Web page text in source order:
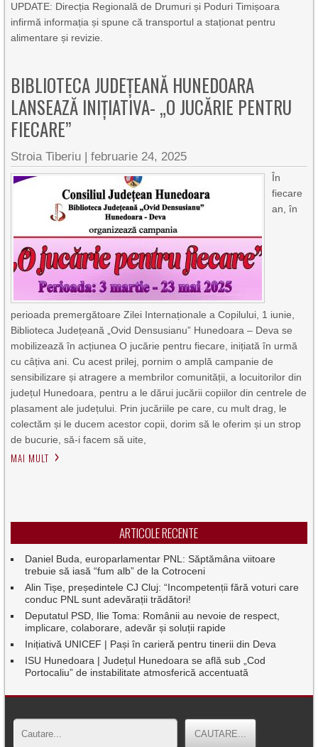
UPDATE: Direcția Regională de Drumuri și Poduri Timișoara
infirmă informația și spune că transportul a staționat pentru
alimentare și revizie.
BIBLIOTECA JUDEȚEANĂ HUNEDOARA
LANSEAZĂ INIȚIATIVA- „O JUCĂRIE PENTRU
FIECARE”
Stroia Tiberiu |februarie 24, 2025
În
fiecare
an, în
perioada premergătoare Zilei Internaționale a Copilului, 1 iunie,
Biblioteca Județeană „Ovid Densusianu” Hunedoara – Deva se
mobilizează în acțiunea O jucărie pentru fiecare, inițiată în urmă
cu câțiva ani. Cu acest prilej, pornim o amplă campanie de
sensibilizare și atragere a membrilor comunității, a locuitorilor din
județul Hunedoara, pentru a le dărui jucării copiilor din centrele de
plasament ale județului. Prin jucăriile pe care, cu mult drag, le
colectăm și le ducem acestor copii, dorim să le oferim și un strop
de bucurie, să-i facem să uite,
MAI MULT
ARTICOLE RECENTE
Daniel Buda, europarlamentar PNL: Săptămâna viitoare
trebuie să iasă “fum alb” de la Cotroceni
Alin Tișe, președintele CJ Cluj: “Incompetenții fără voturi care
conduc PNL sunt adevărații trădători!
Deputatul PSD, Ilie Toma: Românii au nevoie de respect,
implicare, colaborare, adevăr și soluții rapide
Inițiativă UNICEF | Pași în carieră pentru tinerii din Deva
ISU Hunedoara | Județul Hunedoara se află sub „Cod
Portocaliu” de instabilitate atmosferică accentuată